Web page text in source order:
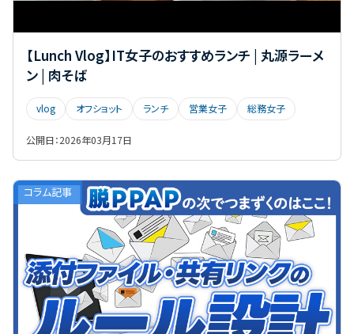
【Lunch Vlog】IT女子のおすすめランチ | 丸源ラーメ
ン | 肉そば
vlog オフショット ランチ 営業女子 総務女子
公開日：2026年03月17日
コラム記事